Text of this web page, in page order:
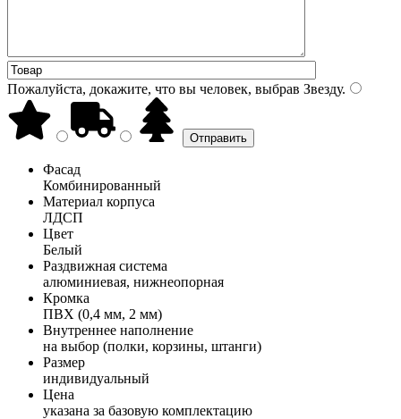
Пожалуйста, докажите, что вы человек, выбрав Звезду.
Фасад
Комбинированный
Материал корпуса
ЛДСП
Цвет
Белый
Раздвижная система
алюминиевая, нижнеопорная
Кромка
ПВХ (0,4 мм, 2 мм)
Внутреннее наполнение
на выбор (полки, корзины, штанги)
Размер
индивидуальный
Цена
указана за базовую комплектацию